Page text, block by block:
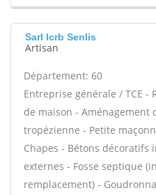
Sarl lcrb Senlis
Artisan
Département: 60
Entreprise générale / TCE -
de maison - Aménagement
tropézienne - Petite
Chapes - Bétons décoratifs
externes - Fosse septique
remplacement) -